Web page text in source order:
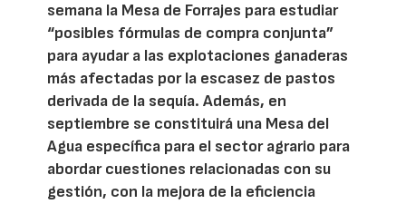
semana la Mesa de Forrajes para estudiar
“posibles fórmulas de compra conjunta”
para ayudar a las explotaciones ganaderas
más afectadas por la escasez de pastos
derivada de la sequía. Además, en
septiembre se constituirá una Mesa del
Agua específica para el sector agrario para
abordar cuestiones relacionadas con su
gestión, con la mejora de la eficiencia